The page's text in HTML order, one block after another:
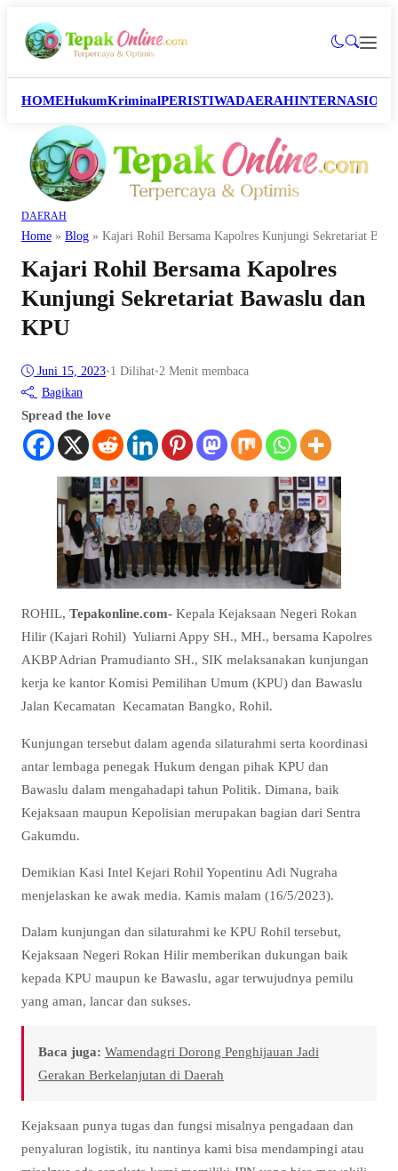
HOMEHukumKriminalPERISTIWADAERAH
DAERAH
Home » Blog » Kajari Rohil Bersama Kapolres Kunjungi Sekretariat
Kajari Rohil Bersama Kapolres
Kunjungi Sekretariat Bawaslu dan
KPU
Juni 15, 2023•1 Dilihat•2 Menit membaca
Bagikan
Spread the love
ROHIL, Tepakonline.com- Kepala Kejaksaan Negeri Rokan
Hilir (Kajari Rohil) Yuliarni Appy SH., MH., bersama Kapolres
AKBP Adrian Pramudianto SH., SIK melaksanakan kunjungan
kerja ke kantor Komisi Pemilihan Umum (KPU) dan Bawaslu
Jalan Kecamatan Kecamatan Bangko, Rohil.
Kunjungan tersebut dalam agenda silaturahmi serta koordinasi
antar lembaga penegak Hukum dengan pihak KPU dan
Bawaslu dalam mengahadapi tahun Politik. Dimana, baik
Kejaksaan maupun Kepolisian merupakan bagian dari Sentra
Gakumdu.
Demikian Kasi Intel Kejari Rohil Yopentinu Adi Nugraha
menjelaskan ke awak media. Kamis malam (16/5/2023).
Dalam kunjungan dan silaturahmi ke KPU Rohil tersebut,
Kejaksaan Negeri Rokan Hilir memberikan dukungan baik
kepada KPU maupun ke Bawaslu, agar terwujudnya pemilu
yang aman, lancar dan sukses.
Baca juga: Wamendagri Dorong Penghijauan Jadi
Gerakan Berkelanjutan di Daerah
Kejaksaan punya tugas dan fungsi misalnya pengadaan dan
penyaluran logistik, itu nantinya kami bisa mendampingi atau